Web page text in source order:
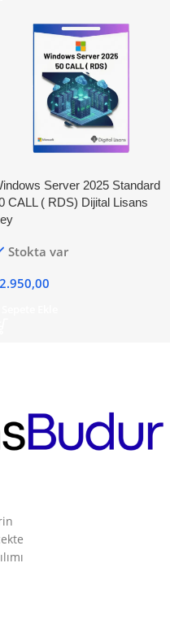
Server 2025 Standard
CALL ( RDS) Dijital Lisans
Stokta var
2.950,00